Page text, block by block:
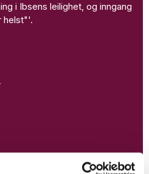
i Ibsens leilighet, og inngang
helst"'.